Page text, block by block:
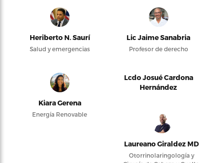
Heriberto N. Saurí
Salud y emergencias
Lic Jaime Sanabria
Profesor de derecho
Kiara Gerena
Energía Renovable
Lcdo Josué Cardona
Hernández
Laureano Giraldez MD
Otorrinolaringología y